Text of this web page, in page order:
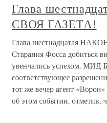
Глава
СВОЯ ГАЗЕТА!
Глава шестнадцатая
Старания Фосса добиться
увенчались успехом. МИД
соответствующее
тот же вечер агент
об этом событии, отметив,